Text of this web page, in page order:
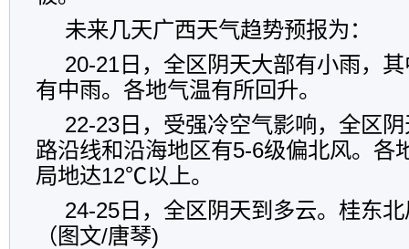
未来几天广西天气趋势预报为：
20-21日，全区阴天大部有小雨，
有中雨。各地气温有所回升。
22-23日，受强冷空气影响，全区
路沿线和沿海地区有5-6级偏北风。
局地达12℃以上。
24-25日，全区阴天到多云。桂东
（图文/唐琴)